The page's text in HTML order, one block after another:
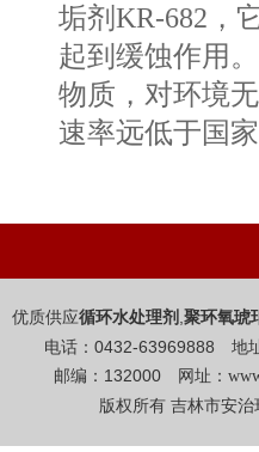
垢剂KR-682，
起到缓蚀作用
物质，对环境
速率远低于国
优质供应循环水处理剂 ,聚环氧琥
电话：0432-63969888 地
邮编：132000 网址：
版权所有 吉林市安